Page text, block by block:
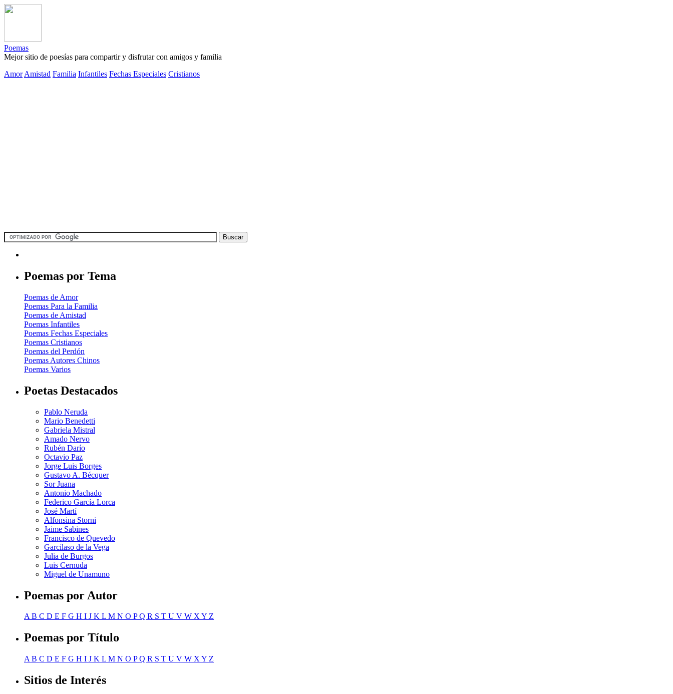
Poemas
Mejor sitio de poesías para compartir y disfrutar con amigos y familia
Amor Amistad Familia Infantiles Fechas Especiales Cristianos
Poemas por Tema
Poemas de Amor
Poemas Para la Familia
Poemas de Amistad
Poemas Infantiles
Poemas Fechas Especiales
Poemas Cristianos
Poemas del Perdón
Poemas Autores Chinos
Poemas Varios
Poetas Destacados
Pablo Neruda
Mario Benedetti
Gabriela Mistral
Amado Nervo
Rubén Darío
Octavio Paz
Jorge Luis Borges
Gustavo A. Bécquer
Sor Juana
Antonio Machado
Federico García Lorca
José Martí
Alfonsina Storni
Jaime Sabines
Francisco de Quevedo
Garcilaso de la Vega
Julia de Burgos
Luis Cernuda
Miguel de Unamuno
Poemas por Autor
AB C D E F G H I J K L M N O PQ R S T U V W XY Z
Poemas por Título
A B C D E F G H I J K L M N O PQ R S T U V W X Y Z
Sitios de Interés